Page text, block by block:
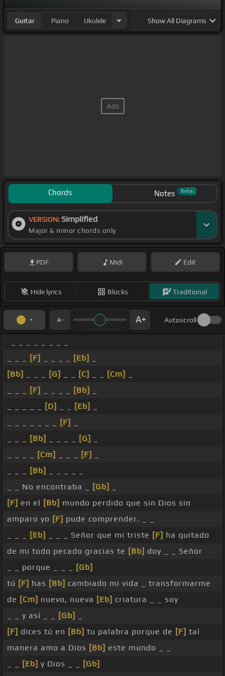
Guitar Piano Ukulele ShowAll Diagrams
Chords Notes Beta
VERSION: Simplified
Major & minor chords only
PDF Midi Edit
Hide lyrics Blocks Traditional
Autoscroll
[F] [Eb]
[Bb]
[G] [C] [Cm]
[F] [Bb]
[D] [Eb]
[F]
[Bb] [G]
[Cm] [F]
[Bb]
_ _ No encontraba _
[Gb]
[F] en el [Bb] mundo perdido que sin Dios sin
amparo yo [F] pude comprender. _ _
[Eb] _ _ _ Señor que mi triste [F] ha quitado
de mi todo pecado gracias te [Bb] doy _ _ Señor
_ _ porque _ _ _
[Gb]
tú [F] has [Bb] cambiado mi vida _ transformarme
de [Cm] nuevo, nueva [Eb] criatura _ _ soy
_ _ y así _ _
[Gb]
[F] dices tú en [Bb] tu palabra porque de [F] tal
manera amo a Dios [Bb] este mundo _ _
[Eb] y Dios _ _
[Gb]